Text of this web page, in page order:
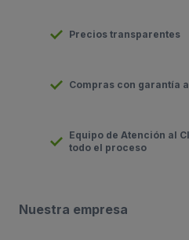
Precios transparentes
Compras con garantía
Equipo de Atención al
todo el proceso
Nuestra empresa